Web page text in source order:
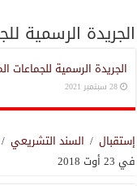
إستقبال / السند التشريعي /
في 23 أوت 2018
الجريدة الرسمية
الجريدة الرسمية للجماعات
28 سبتمبر 2021